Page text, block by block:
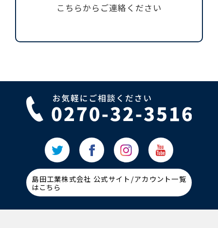
こちらからご連絡ください
島田工業株式会社 公式サイト/アカウント一覧
はこちら